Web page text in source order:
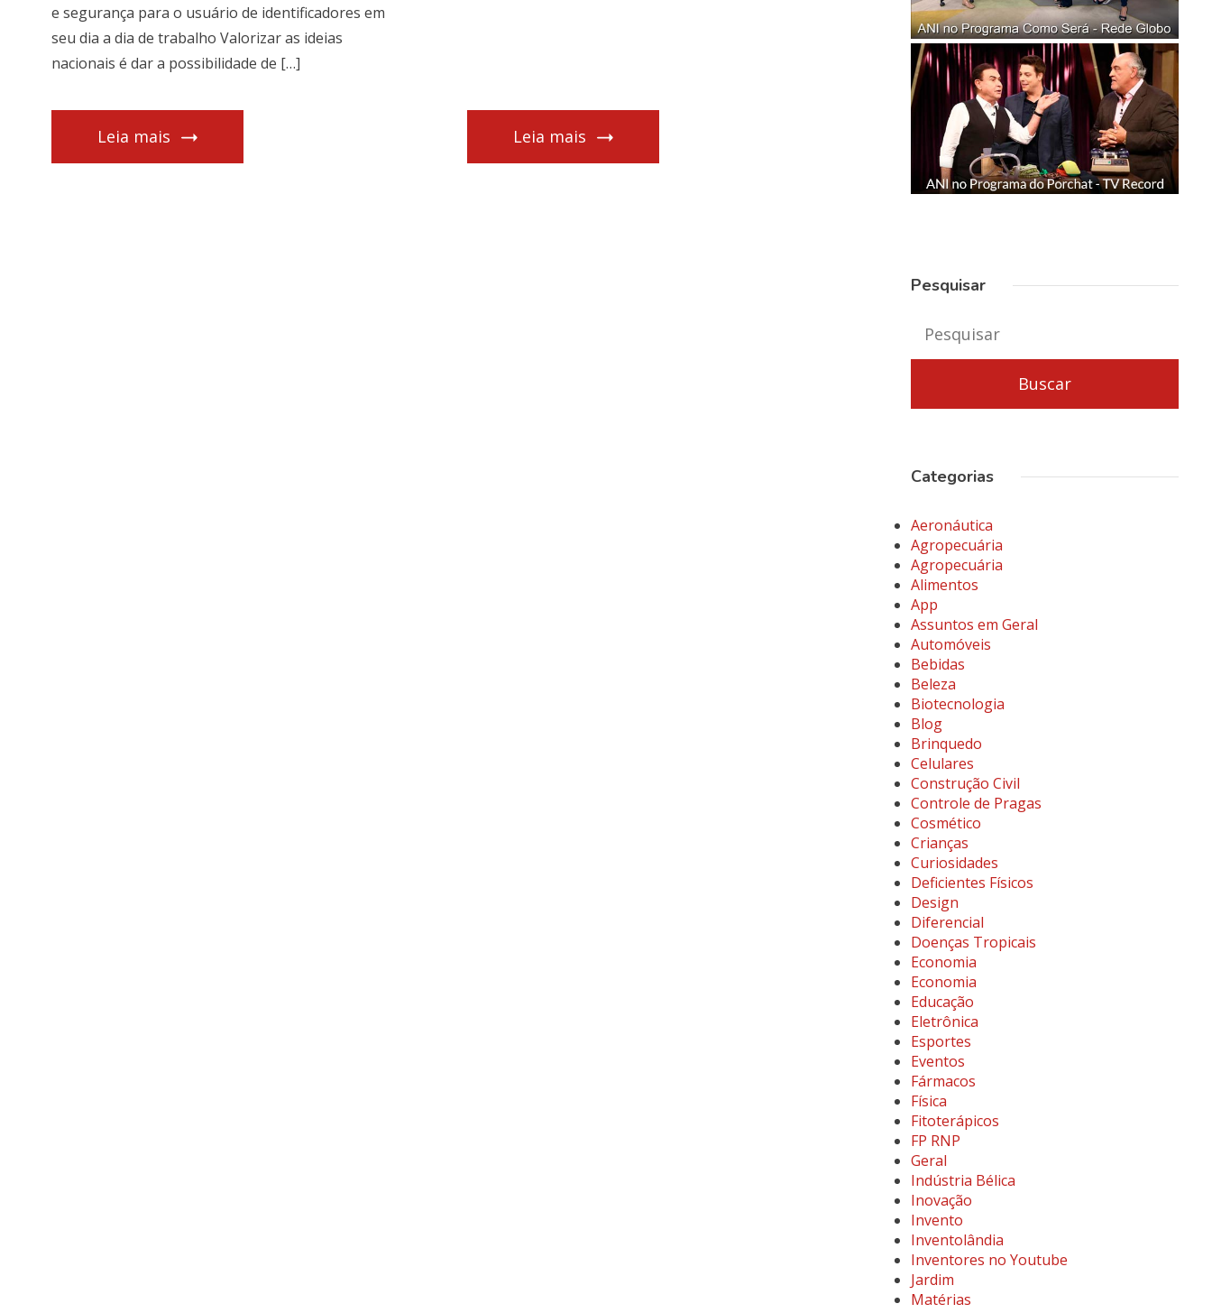
e segurança para o usuário de identificadores em
seu dia a dia de trabalho Valorizar as ideias
nacionais é dar a possibilidade de […]
Leia mais Leia mais
Pesquisar
Categorias
Aeronáutica
Agropecuária
Agropecuária
Alimentos
App
Assuntos em Geral
Automóveis
Bebidas
Beleza
Biotecnologia
Blog
Brinquedo
Celulares
Construção Civil
Controle de Pragas
Cosmético
Crianças
Curiosidades
Deficientes Físicos
Design
Diferencial
Doenças Tropicais
Economia
Economia
Educação
Eletrônica
Esportes
Eventos
Fármacos
Física
Fitoterápicos
FP RNP
Geral
Indústria Bélica
Inovação
Invento
Inventolândia
Inventores no Youtube
Jardim
Matérias